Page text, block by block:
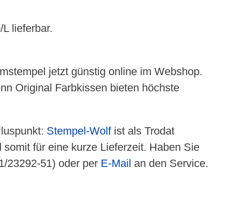
lieferbar.
jetzt günstig online im Webshop.
Original Farbkissen bieten höchste
Stempel-Wolfist als Trodat
für eine kurze Lieferzeit. Haben Sie
23292-51) oder per E-Mail an den Service.